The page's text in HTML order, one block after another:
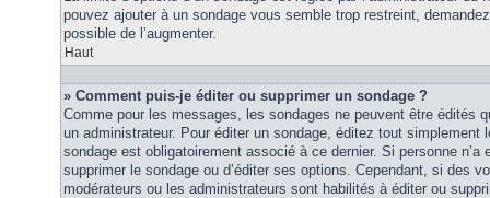
pouvez ajouter à un sondage vous semble trop restreint,
possible de l’augmenter.
Haut
» Comment puis-je éditer ou supprimer un sondage ?
Comme pour les messages, les sondages ne peuvent être édités
un administrateur. Pour éditer un sondage, éditez tout simplement
sondage est obligatoirement associé à ce dernier. Si personne
supprimer le sondage ou d’éditer ses options. Cependant, si des
modérateurs ou les administrateurs sont habilités à éditer ou